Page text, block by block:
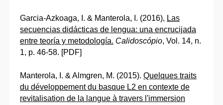
Garcia-Azkoaga, I. & Manterola, I. (2016), Las
secuencias didácticas de lengua: una encrucijada
entre teoría y metodología. Calidoscópio, Vol. 14, n.
1, p. 46-58. [PDF]
Manterola, I. & Almgren, M. (2015). Quelques traits
du développement du basque L2 en contexte de
revitalisation de la langue à travers l'immersion